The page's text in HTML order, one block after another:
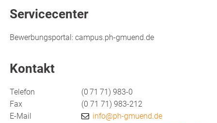
Servicecenter
Bewerbungsportal: campus.ph-gmuend.de
Kontakt
Telefon (0 71 71) 983-0
Fax
(0 71 71) 983-212
E-Mail
info@ph-gmuend.de